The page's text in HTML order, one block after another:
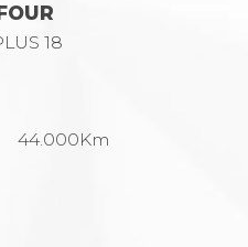
18
44.000Km